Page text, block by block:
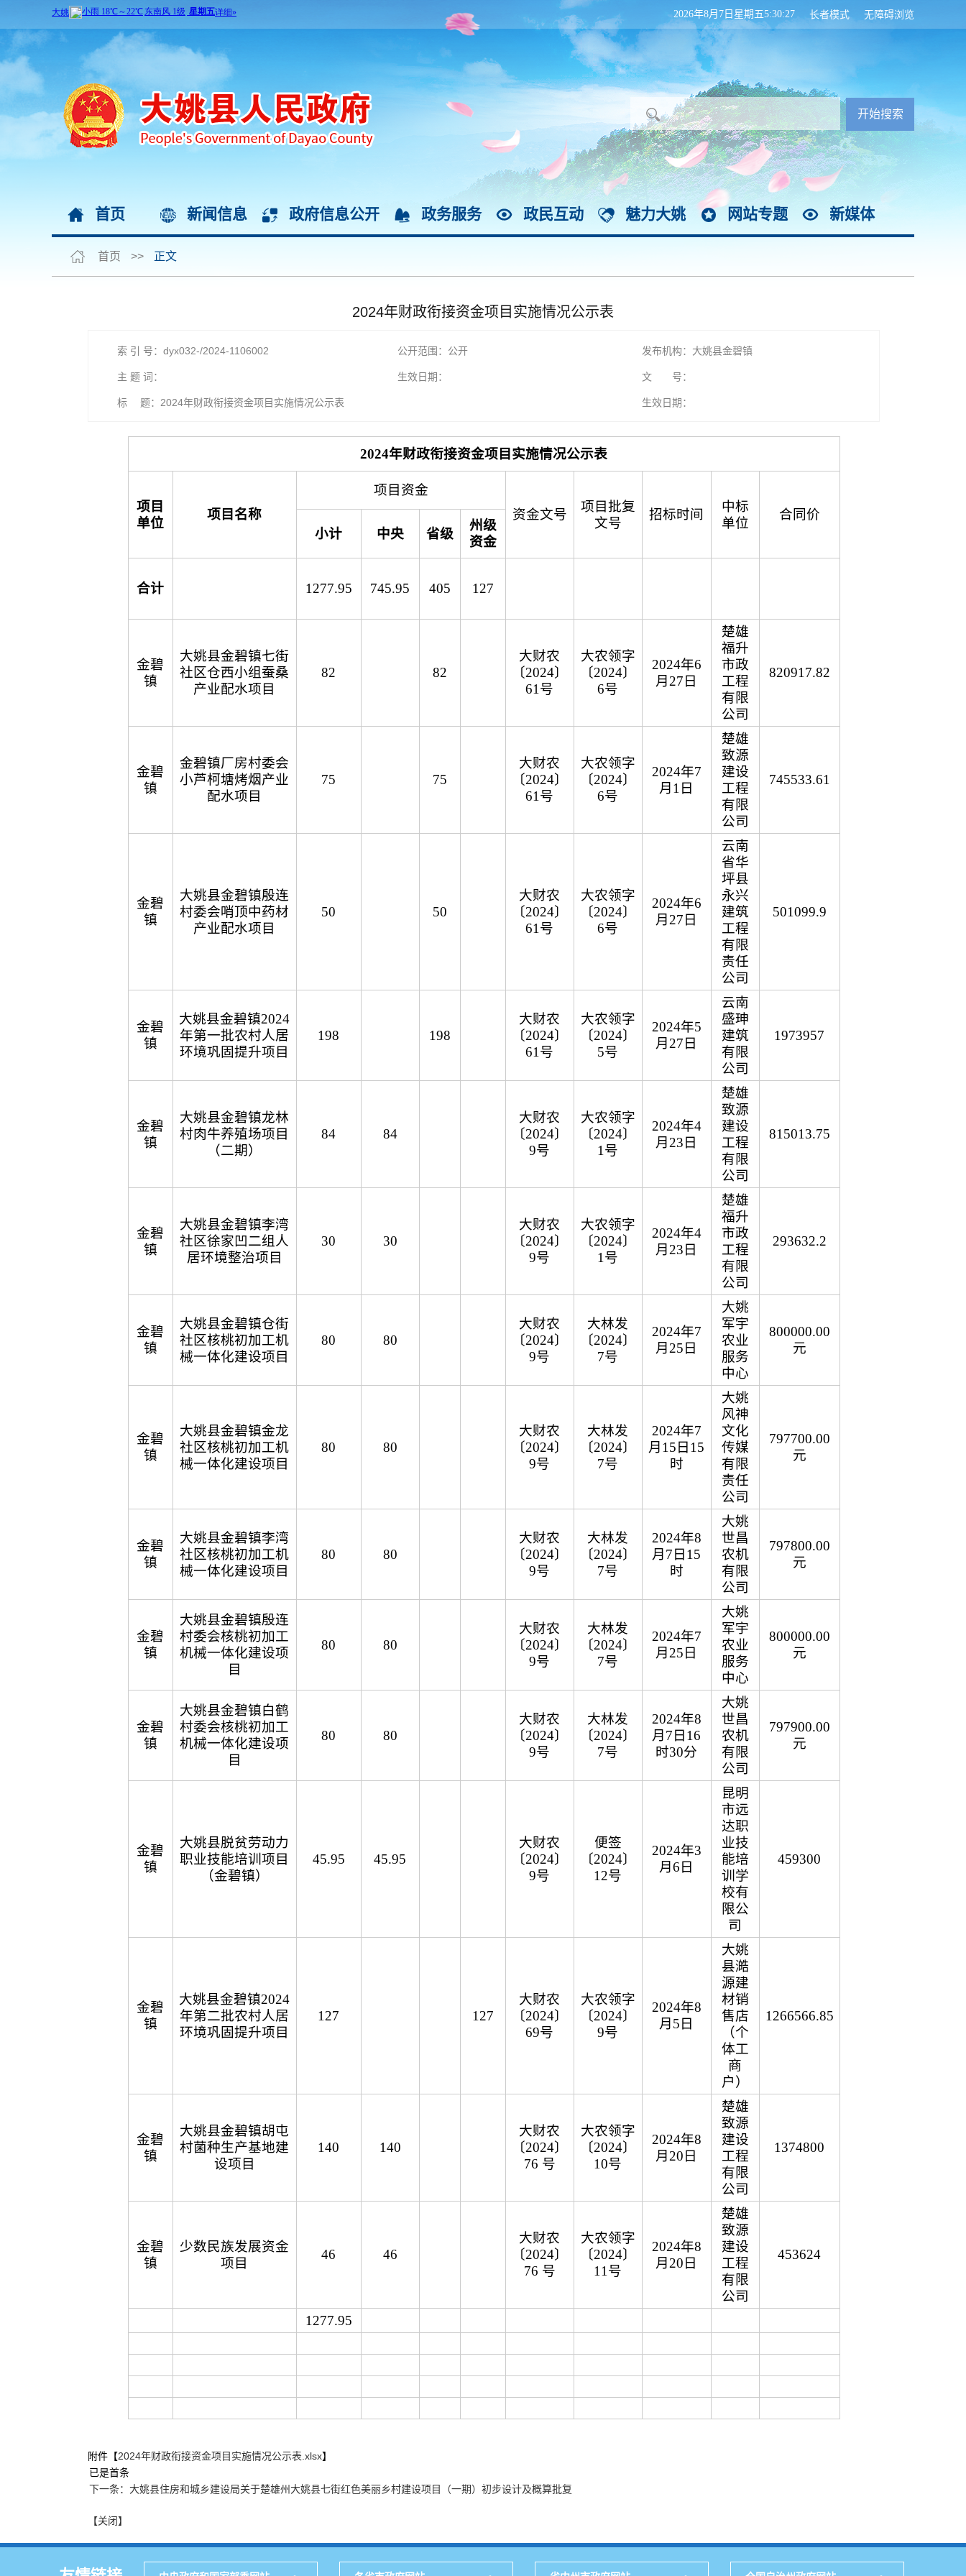
无障碍浏览
长者模式
2026年8月7日星期五5:30:28
首页 新闻信息 政府信息公开 政务服务 政民互动 魅力大姚 网站专题 新媒体
首页 >> 正文
2024年财政衔接资金项目实施情况公示表
索 引 号：dyx032-/2024-1106002 公开范围：公开 发布机构：大姚县金碧镇
主 题 词： 生效日期： 文 号：
标 题：2024年财政衔接资金项目实施情况公示表 生效日期：
2024年财政衔接资金项目实施情况公示表
项目
单位
项目名称
项目资金
资金文号
项目批复
文号
招标时间
中标
单位
合同价
小计
中央 省级
州级
资金
合计 1277.95 745.95 405 127
金碧
镇
大姚县金碧镇七街
社区仓西小组蚕桑
产业配水项目
82 82
大财农
〔2024〕
61号
大农领字
〔2024〕
6号
2024年6
月27日
楚雄
福升
市政
工程
有限
公司
820917.82
金碧
镇
金碧镇厂房村委会
小芦柯塘烤烟产业
配水项目
75 75
大财农
〔2024〕
61号
大农领字
〔2024〕
6号
2024年7
月1日
楚雄
致源
建设
工程
有限
公司
745533.61
金碧
镇
大姚县金碧镇殷连
村委会哨顶中药材
产业配水项目
50 50
大财农
〔2024〕
61号
大农领字
〔2024〕
6号
2024年6
月27日
云南
省华
坪县
永兴
建筑
工程
有限
责任
公司
501099.9
金碧
镇
大姚县金碧镇2024
年第一批农村人居
环境巩固提升项目
198 198
大财农
〔2024〕
61号
大农领字
〔2024〕
5号
2024年5
月27日
云南
盛珅
建筑
有限
公司
1973957
金碧
镇
大姚县金碧镇龙林
村肉牛养殖场项目
（二期）
84 84
大财农
〔2024〕
9号
大农领字
〔2024〕
1号
2024年4
月23日
楚雄
致源
建设
工程
有限
公司
815013.75
金碧
镇
大姚县金碧镇李湾
社区徐家凹二组人
居环境整治项目
30 30
大财农
〔2024〕
9号
大农领字
〔2024〕
1号
2024年4
月23日
楚雄
福升
市政
工程
有限
公司
293632.2
金碧
镇
大姚县金碧镇仓街
社区核桃初加工机
械一体化建设项目
80 80
大财农
〔2024〕
9号
大林发
〔2024〕
7号
2024年7
月25日
大姚
军宇
农业
服务
中心
800000.00
元
金碧
镇
大姚县金碧镇金龙
社区核桃初加工机
械一体化建设项目
80 80
大财农
〔2024〕
9号
大林发
〔2024〕
7号
2024年7
月15日15
时
大姚
风神
文化
传媒
有限
责任
公司
797700.00
元
金碧
镇
大姚县金碧镇李湾
社区核桃初加工机
械一体化建设项目
80 80
大财农
〔2024〕
9号
大林发
〔2024〕
7号
2024年8
月7日15
时
大姚
世昌
农机
有限
公司
797800.00
元
金碧
镇
大姚县金碧镇殷连
村委会核桃初加工
机械一体化建设项
目
80 80
大财农
〔2024〕
9号
大林发
〔2024〕
7号
2024年7
月25日
大姚
军宇
农业
服务
中心
800000.00
元
金碧
镇
大姚县金碧镇白鹤
村委会核桃初加工
机械一体化建设项
目
80 80
大财农
〔2024〕
9号
大林发
〔2024〕
7号
2024年8
月7日16
时30分
大姚
世昌
农机
有限
公司
797900.00
元
金碧
镇
大姚县脱贫劳动力
职业技能培训项目
（金碧镇）
45.95 45.95
大财农
〔2024〕
9号
便签
〔2024〕
12号
2024年3
月6日
昆明
市远
达职
业技
能培
训学
校有
限公
司
459300
金碧
镇
大姚县金碧镇2024
年第二批农村人居
环境巩固提升项目
127 127
大财农
〔2024〕
69号
大农领字
〔2024〕
9号
2024年8
月5日
大姚
县澔
源建
材销
售店
（个
体工
商
户）
1266566.85
金碧
镇
大姚县金碧镇胡屯
村菌种生产基地建
设项目
140 140
大财农
〔2024〕
76 号
大农领字
〔2024〕
10号
2024年8
月20日
楚雄
致源
建设
工程
有限
公司
1374800
金碧
镇
少数民族发展资金
项目
46 46
大财农
〔2024〕
76 号
大农领字
〔2024〕
11号
2024年8
月20日
楚雄
致源
建设
工程
有限
公司
453624
1277.95
附件【2024年财政衔接资金项目实施情况公示表.xlsx】
已是首条
下一条：大姚县住房和城乡建设局关于楚雄州大姚县七街红色美丽乡村建设项目（一期）初步设计及概算批复
【关闭】